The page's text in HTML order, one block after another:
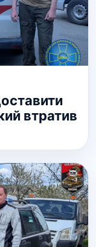
втратив